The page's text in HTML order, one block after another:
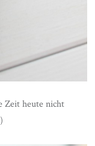
Zeit heute nicht